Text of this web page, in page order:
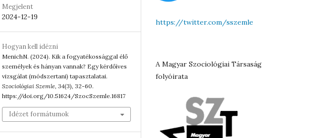
Megjelent
2024-12-19
Hogyan kell idézni
MenichN. (2024). Kik a fogyatékossággal élő
személyek és hányan vannak? Egy kérdőíves
vizsgálat (módszertani) tapasztalatai.
Szociológiai Szemle, 34(3), 32-60.
https://doi.org/10.51624/SzocSzemle.16817
Idézet formátumok
https://twitter.com/sszemle
A Magyar Szociológiai Társaság
folyóirata